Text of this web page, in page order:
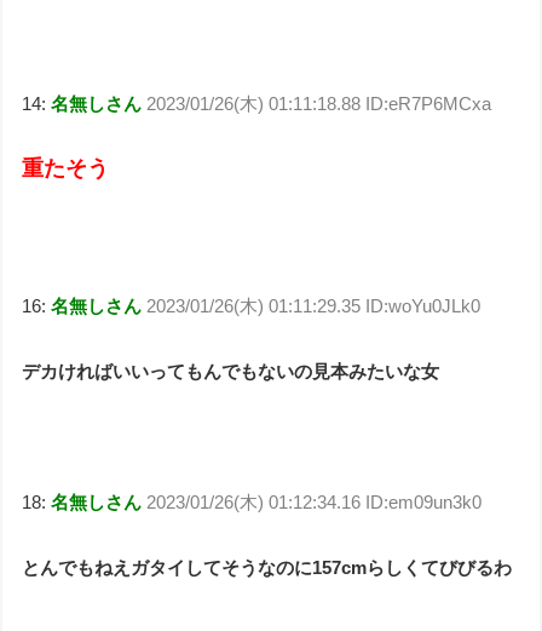
14:名無しさん 2023/01/26(木) 01:11:18.88 ID:eR7P6MCxa
重たそう
16:名無しさん 2023/01/26(木) 01:11:29.35 ID:woYu0JLk0
デカければいいってもんでもないの見本みたいな女
18:名無しさん 2023/01/26(木) 01:12:34.16 ID:em09un3k0
とんでもねえガタイしてそうなのに157cmらしくてびびるわ